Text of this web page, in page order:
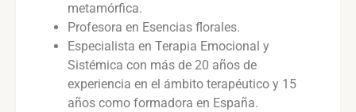
metamórfica.
Profesora en Esencias florales.
Especialista en Terapia Emocional y
Sistémica con más de 20 años de
experiencia en el ámbito terapéutico y 15
años como formadora en España.